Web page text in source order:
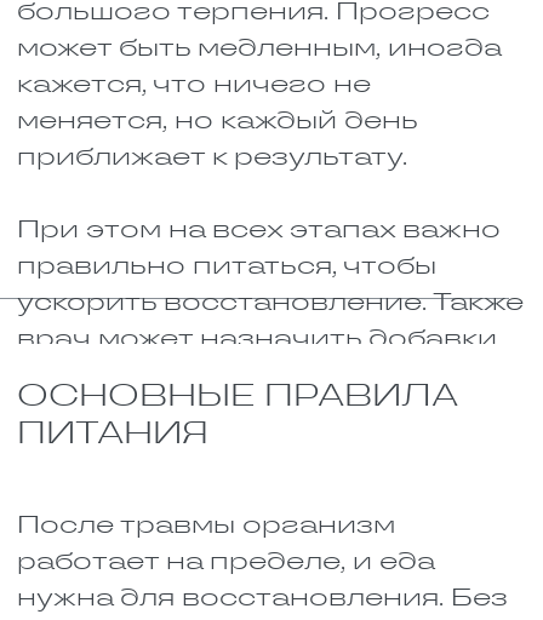
к чему.
Когда травма затронула
челюсть, питание превращается
в проблему. Жевать невозможно,
даже рот открыть трудно.
чтобы жидкие блюда были
максимально насыщенными и
полезными: белками,
витаминами, микроэлементами.
Ведь организм ослаблен, ему
можно только через эту
трубочку.
КАКИЕ ВИТАМИНЫ
НУЖНЫ ПРИ ТРАВМАХ